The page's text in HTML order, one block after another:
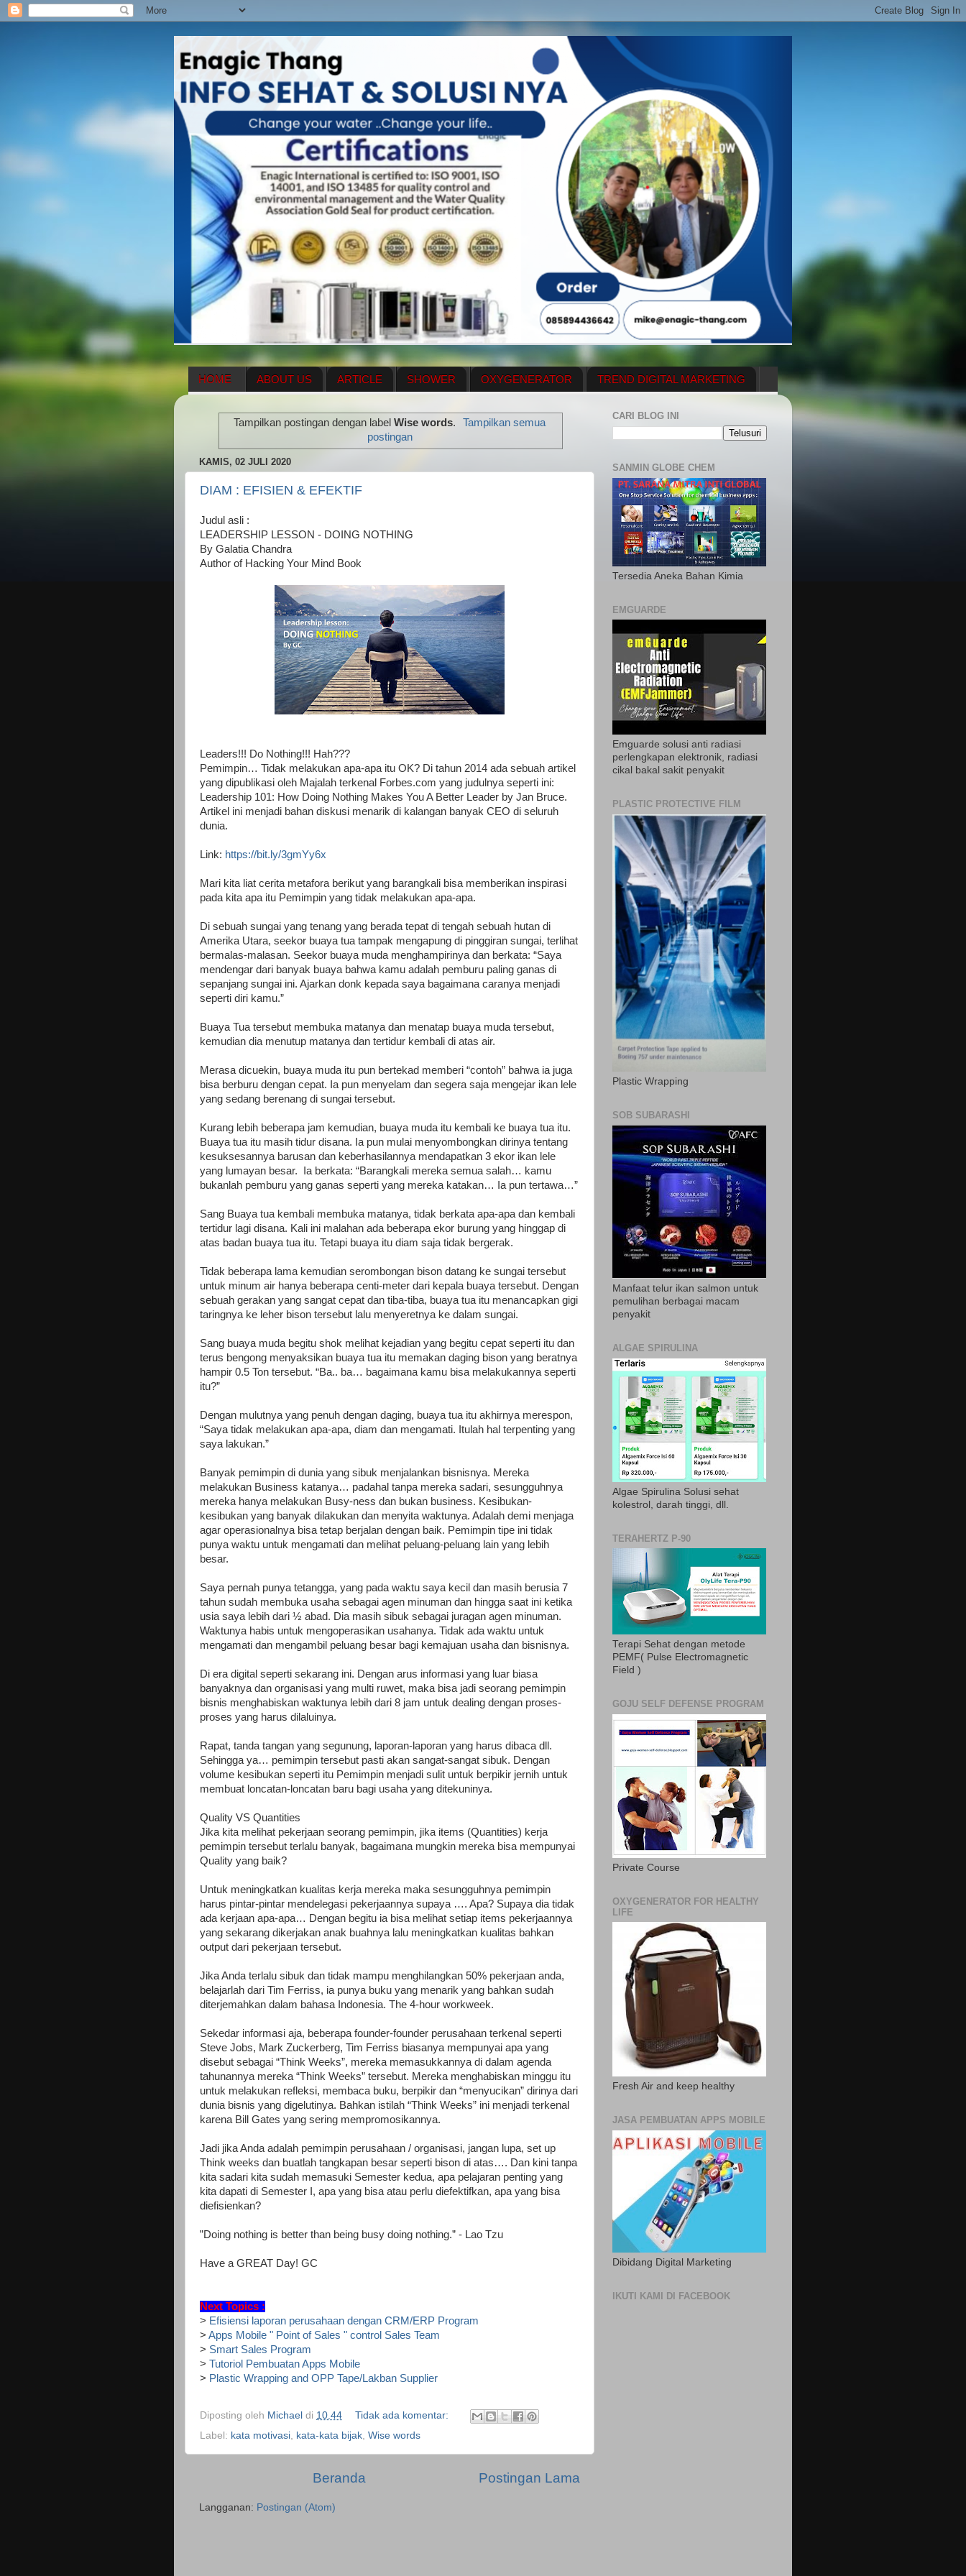
HOME ABOUT US ARTICLE SHOWER OXYGENERATOR TREND DIGITAL MARKETING
ENAGIC COMPENSATION PLAN MENUS
Tampilkan postingan dengan labelWise words.
Tampilkan semua
postingan
KAMIS, 02 JULI 2020
DIAM : EFISIEN & EFEKTIF
Judul asli :
LEADERSHIP LESSON - DOING NOTHING
By Galatia Chandra
Author of Hacking Your Mind Book
Leaders!!! Do Nothing!!! Hah???
Pemimpin… Tidak melakukan apa-apa itu OK? Di tahun 2014 ada sebuah artikel
yang dipublikasi oleh Majalah terkenal Forbes.com yang judulnya seperti ini:
Leadership 101: How Doing Nothing Makes You A Better Leader by Jan Bruce.
Artikel ini menjadi bahan diskusi menarik di kalangan banyak CEO di seluruh
dunia.
Link: https://bit.ly/3gmYy6x
Mari kita liat cerita metafora berikut yang barangkali bisa memberikan inspirasi
pada kita apa itu Pemimpin yang tidak melakukan apa-apa.
Di sebuah sungai yang tenang yang berada tepat di tengah sebuah hutan di
Amerika Utara, seekor buaya tua tampak mengapung di pinggiran sungai, terlihat
bermalas-malasan. Seekor buaya muda menghampirinya dan berkata: “Saya
mendengar dari banyak buaya bahwa kamu adalah pemburu paling ganas di
sepanjang sungai ini. Ajarkan donk kepada saya bagaimana caranya menjadi
seperti diri kamu.”
Buaya Tua tersebut membuka matanya dan menatap buaya muda tersebut,
kemudian dia menutup matanya dan tertidur kembali di atas air.
Merasa dicuekin, buaya muda itu pun bertekad memberi “contoh” bahwa ia juga
bisa berburu dengan cepat. Ia pun menyelam dan segera saja mengejar ikan lele
yang sedang berenang di sungai tersebut.
Kurang lebih beberapa jam kemudian, buaya muda itu kembali ke buaya tua itu.
Buaya tua itu masih tidur disana. Ia pun mulai menyombongkan dirinya tentang
kesuksesannya barusan dan keberhasilannya mendapatkan 3 ekor ikan lele
yang lumayan besar. Ia berkata: “Barangkali mereka semua salah… kamu
bukanlah pemburu yang ganas seperti yang mereka katakan… Ia pun tertawa…”
Sang Buaya tua kembali membuka matanya, tidak berkata apa-apa dan kembali
tertidur lagi disana. Kali ini malahan ada beberapa ekor burung yang hinggap di
atas badan buaya tua itu. Tetapi buaya itu diam saja tidak bergerak.
Tidak beberapa lama kemudian serombongan bison datang ke sungai tersebut
untuk minum air hanya beberapa centi-meter dari kepala buaya tersebut. Dengan
sebuah gerakan yang sangat cepat dan tiba-tiba, buaya tua itu menancapkan gigi
taringnya ke leher bison tersebut lalu menyeretnya ke dalam sungai.
Sang buaya muda begitu shok melihat kejadian yang begitu cepat seperti itu dan
terus bengong menyaksikan buaya tua itu memakan daging bison yang beratnya
hampir 0.5 Ton tersebut. “Ba.. ba… bagaimana kamu bisa melakukannya seperti
itu?”
Dengan mulutnya yang penuh dengan daging, buaya tua itu akhirnya merespon,
“Saya tidak melakukan apa-apa, diam dan mengamati. Itulah hal terpenting yang
saya lakukan.”
Banyak pemimpin di dunia yang sibuk menjalankan bisnisnya. Mereka
melakukan Business katanya… padahal tanpa mereka sadari, sesungguhnya
mereka hanya melakukan Busy-ness dan bukan business. Kesibukan-
kesibukan yang banyak dilakukan dan menyita waktunya. Adalah demi menjaga
agar operasionalnya bisa tetap berjalan dengan baik. Pemimpin tipe ini tidak
punya waktu untuk mengamati dan melihat peluang-peluang lain yang lebih
besar.
Saya pernah punya tetangga, yang pada waktu saya kecil dan masih berusia 7
tahun sudah membuka usaha sebagai agen minuman dan hingga saat ini ketika
usia saya lebih dari ½ abad. Dia masih sibuk sebagai juragan agen minuman.
Waktunya habis untuk mengoperasikan usahanya. Tidak ada waktu untuk
mengamati dan mengambil peluang besar bagi kemajuan usaha dan bisnisnya.
Di era digital seperti sekarang ini. Dengan arus informasi yang luar biasa
banyaknya dan organisasi yang multi ruwet, maka bisa jadi seorang pemimpin
bisnis menghabiskan waktunya lebih dari 8 jam untuk dealing dengan proses-
proses yang harus dilaluinya.
Rapat, tanda tangan yang segunung, laporan-laporan yang harus dibaca dll.
Sehingga ya… pemimpin tersebut pasti akan sangat-sangat sibuk. Dengan
volume kesibukan seperti itu Pemimpin menjadi sulit untuk berpikir jernih untuk
membuat loncatan-loncatan baru bagi usaha yang ditekuninya.
Quality VS Quantities
Jika kita melihat pekerjaan seorang pemimpin, jika items (Quantities) kerja
pemimpin tersebut terlalu banyak, bagaimana mungkin mereka bisa mempunyai
Quality yang baik?
Untuk meningkatkan kualitas kerja mereka maka sesungguhnya pemimpin
harus pintar-pintar mendelegasi pekerjaannya supaya …. Apa? Supaya dia tidak
ada kerjaan apa-apa… Dengan begitu ia bisa melihat setiap items pekerjaannya
yang sekarang dikerjakan anak buahnya lalu meningkatkan kualitas bahkan
output dari pekerjaan tersebut.
Jika Anda terlalu sibuk dan tidak mampu menghilangkan 50% pekerjaan anda,
belajarlah dari Tim Ferriss, ia punya buku yang menarik yang bahkan sudah
diterjemahkan dalam bahasa Indonesia. The 4-hour workweek.
Sekedar informasi aja, beberapa founder-founder perusahaan terkenal seperti
Steve Jobs, Mark Zuckerberg, Tim Ferriss biasanya mempunyai apa yang
disebut sebagai “Think Weeks”, mereka memasukkannya di dalam agenda
tahunannya mereka “Think Weeks” tersebut. Mereka menghabiskan minggu itu
untuk melakukan refleksi, membaca buku, berpikir dan “menyucikan” dirinya dari
dunia bisnis yang digelutinya. Bahkan istilah “Think Weeks” ini menjadi terkenal
karena Bill Gates yang sering mempromosikannya.
Jadi jika Anda adalah pemimpin perusahaan / organisasi, jangan lupa, set up
Think weeks dan buatlah tangkapan besar seperti bison di atas…. Dan kini tanpa
kita sadari kita sudah memasuki Semester kedua, apa pelajaran penting yang
kita dapati di Semester I, apa yang bisa atau perlu diefektifkan, apa yang bisa
diefisienkan?
”Doing nothing is better than being busy doing nothing.” - Lao Tzu
Have a GREAT Day! GC
Next Topics :
> Efisiensi laporan perusahaan dengan CRM/ERP Program
> Apps Mobile " Point of Sales " control Sales Team
> Smart Sales Program
> Tutoriol Pembuatan Apps Mobile
> Plastic Wrapping and OPP Tape/Lakban Supplier
Diposting oleh Michael di 10.44
Tidak ada komentar:
Label: kata motivasi, kata-kata bijak, Wise words
Postingan Lama
Beranda
Langganan: Postingan (Atom)
CARI BLOG INI
SANMIN GLOBE CHEM
Tersedia Aneka Bahan Kimia
EMGUARDE
Emguarde solusi anti radiasi
perlengkapan elektronik, radiasi
cikal bakal sakit penyakit
PLASTIC PROTECTIVE FILM
Plastic Wrapping
SOB SUBARASHI
Manfaat telur ikan salmon untuk
pemulihan berbagai macam
penyakit
ALGAE SPIRULINA
Algae Spirulina Solusi sehat
kolestrol, darah tinggi, dll.
TERAHERTZ P-90
Terapi Sehat dengan metode
PEMF( Pulse Electromagnetic
Field )
GOJU SELF DEFENSE PROGRAM
Private Course
OXYGENERATOR FOR HEALTHY
LIFE
Fresh Air and keep healthy
JASA PEMBUATAN APPS MOBILE
Dibidang Digital Marketing
IKUTI KAMI DI FACEBOOK